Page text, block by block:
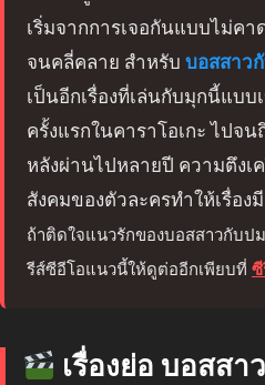
เริ่มจากการเจอกันแบบไม่ค
จนคลี่คลาย สำหรับ บอสสาว
เป็นอีกเรื่องที่เล่นกับมุกนี้แบ
ครั้งแรกในคาราโอเกะ ไปจ
หลังผ่านไปหลายปี ความตึงเ
สังคมของตัวละครทำให้เรื่อง
ถ้าติดใจแนวรักของบอสสาวกับป
รีส์ซีอีโอแนวนี้ให้ดูต่ออีกเพียบที่ ซี
เรื่องย่อ บอสสา